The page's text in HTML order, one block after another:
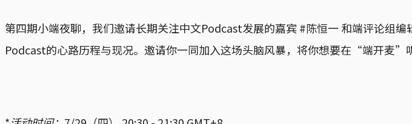
第四期小端夜聊，我们邀请长期关注中文Podcast发展的嘉宾 #陈恒一 和端评论组
Podcast的心路历程与现况。邀请你一同加入这场头脑风暴，将你想要在“端开麦”